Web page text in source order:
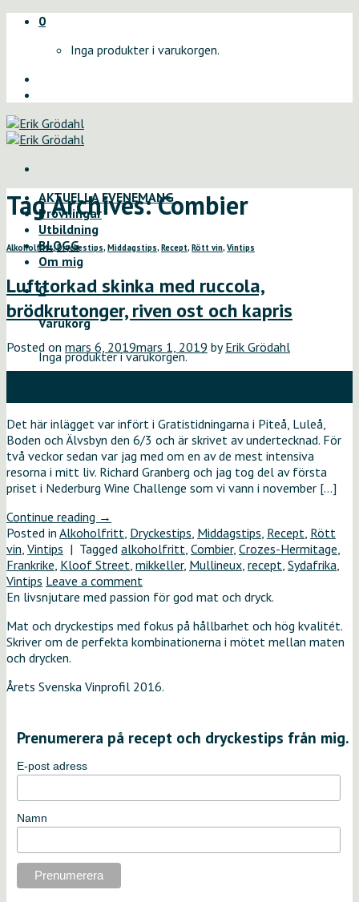
Skip
0
Inga produkter i varukorgen.
AKTUELLA EVENEMANG
Provningar
Utbildning
BLOGG
Om mig
0
Varukorg
Inga produkter i varukorgen.
Tag Archives:Combier
Alkoholfritt,Dryckestips, Middagstips, Recept, Rött vin, Vintips
Lufttorkad skinka med ruccola,
brödkrutonger, riven ost och kapris
Posted on mars 6, 2019mars 1, 2019 byErik Grödahl
Det här inlägget var infört i Gratistidningarna i Piteå, Luleå,
Boden och Älvsbyn den 6/3 och är skrivet av undertecknad. För
två veckor sedan var jag med om en av de mest intensiva
resorna i mitt liv. Richard Granberg och jag tog del av första
priset i Nederburg Wine Challenge som vi vann i november […]
Continue reading →
Posted in Alkoholfritt, Dryckestips, Middagstips, Recept, Rött
vin, Vintips | Tagged alkoholfritt, Combier, Crozes-Hermitage,
Frankrike, Kloof Street, mikkeller, Mullineux, recept, Sydafrika,
Vintips Leave a comment
En livsnjutare med passion för god mat och dryck.
Mat och dryckestips med fokus på hållbarhet och hög kvalitét.
Skriver om de perfekta kombinationerna i mötet mellan maten
och drycken.
Årets Svenska Vinprofil 2016.
Prenumerera på recept och dryckestips från mig.
E-post adress
Namn